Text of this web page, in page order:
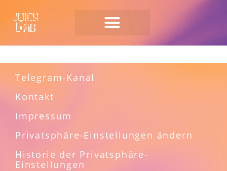
Author:admin
Telegram-Kanal
Kontakt
Impressum
Privatsphäre-Einstellungen ändern
Historie der Privatsphäre-
Einstellungen